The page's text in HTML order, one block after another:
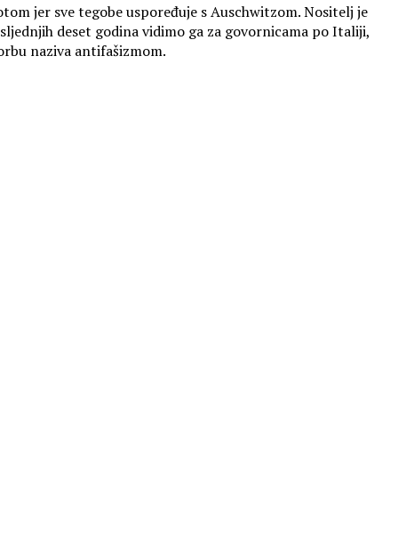
jer sve tegobe uspoređuje s Auschwitzom. Nositelj je
deset godina vidimo ga za govornicama po Italiji,
naziva antifašizmom.